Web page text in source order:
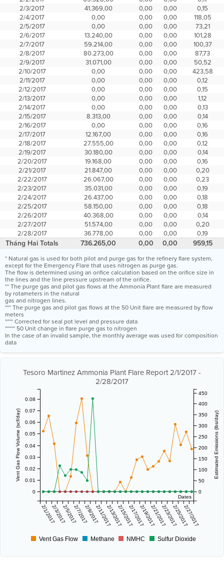
2/3/2017
41.369,00 0,00 0,00
0,15
2/4/2017
0,00 0,00 0,00
118,05
2/5/2017
0,00 0,00 0,00
73,21
2/6/2017
13.240,00 0,00 0,00
101,28
2/7/2017
59.214,00 0,00 0,00
100,37
2/8/2017
80.273,00 0,00 0,00
87,73
2/9/2017
31.071,00 0,00 0,00
50,52
2/10/2017
0,00 0,00 0,00
423,58
2/11/2017
0,00 0,00 0,00
0,12
2/12/2017
0,00 0,00 0,00
0,15
2/13/2017
0,00 0,00 0,00
1,12
2/14/2017
0,00 0,00 0,00
0,13
2/15/2017
8.313,00 0,00 0,00
0,14
2/16/2017
0,00 0,00 0,00
0,16
2/17/2017
12.167,00 0,00 0,00
0,16
2/18/2017
27.555,00 0,00 0,00
0,12
2/19/2017
30.180,00 0,00 0,00
0,14
2/20/2017
19.168,00 0,00 0,00
0,16
2/21/2017
21.847,00 0,00 0,00
0,20
2/22/2017
26.067,00 0,00 0,00
0,23
2/23/2017
35.031,00 0,00 0,00
0,19
2/24/2017
26.437,00 0,00 0,00
0,18
2/25/2017
58.150,00 0,00 0,00
0,18
2/26/2017
40.368,00 0,00 0,00
0,14
2/27/2017
51.574,00 0,00 0,00
0,20
2/28/2017
36.778,00 0,00 0,00 0,19
Tháng Hai Totals 736.265,00 0,00 0,00 959,15
* Natural gas is used for both pilot and purge gas for the refinery flare system,
except for the Emergency Flare that uses nitrogen as purge gas.
The flow is determined using an orifice calculation based on the orifice size in
the lines and the line pressure upstream of the orifice.
** The purge gas and pilot gas flows at the Ammonia Plant flare are measured
by rotameters in the natural
gas and nitrogen lines.
*** The purge gas and pilot gas flows at the 50 Unit flare are measured by flow
meters
**** Corrected for seal pot level and pressure data
***** 50 Unit change in flare purge gas to nitrogen
In the case of an invalid sample, the monthly average was used for composition
data
Tesoro Martinez Ammonia Plant Flare Report 2/1/2017 -
2/28/2017
Dates
2/1/20172/3/20172/5/20172/7/20172/9/20172/11/20172/13/20172/15/20172/17/20172/19/20172/21/20172/23/20172/25/20172/27/2017
Vent Gas Flow Volume (scf/day)
0
0.01
0.02
0.03
0.04
0.05
0.06
0.07
0.08
Estimated Emissions (lbs/day)
0
50
100
150
200
250
300
350
400
450
Vent Gas Flow Methane NMHC Sulfur Dioxide